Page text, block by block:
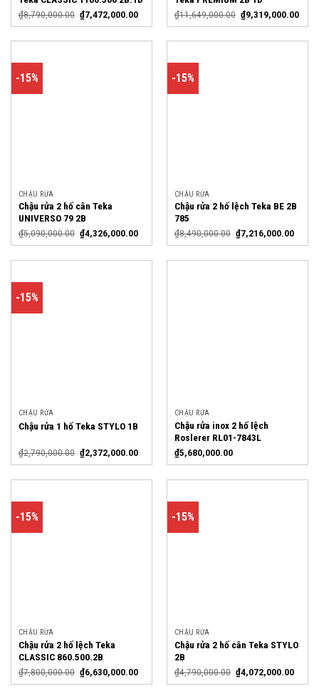
₫8,790,000.00 ₫7,472,000.00
₫11,649,000.00 ₫9,319,000.00
-15%
CHẬU RỬA
Chậu rửa 2 hố cân Teka
UNIVERSO 79 2B
₫5,090,000.00 ₫4,326,000.00
-15%
CHẬU RỬA
Chậu rửa 2 hố lệch Teka BE 2B
785
₫8,490,000.00 ₫7,216,000.00
-15%
CHẬU RỬA
Chậu rửa 1 hố Teka STYLO 1B
₫2,790,000.00 ₫2,372,000.00
CHẬU RỬA
Chậu rửa inox 2 hố lệch
Roslerer RL01-7843L
₫5,680,000.00
-15%
CHẬU RỬA
Chậu rửa 2 hố lệch Teka
CLASSIC 860.500.2B
₫7,800,000.00 ₫6,630,000.00
-15%
CHẬU RỬA
Chậu rửa 2 hố cân Teka STYLO
2B
₫4,790,000.00 ₫4,072,000.00